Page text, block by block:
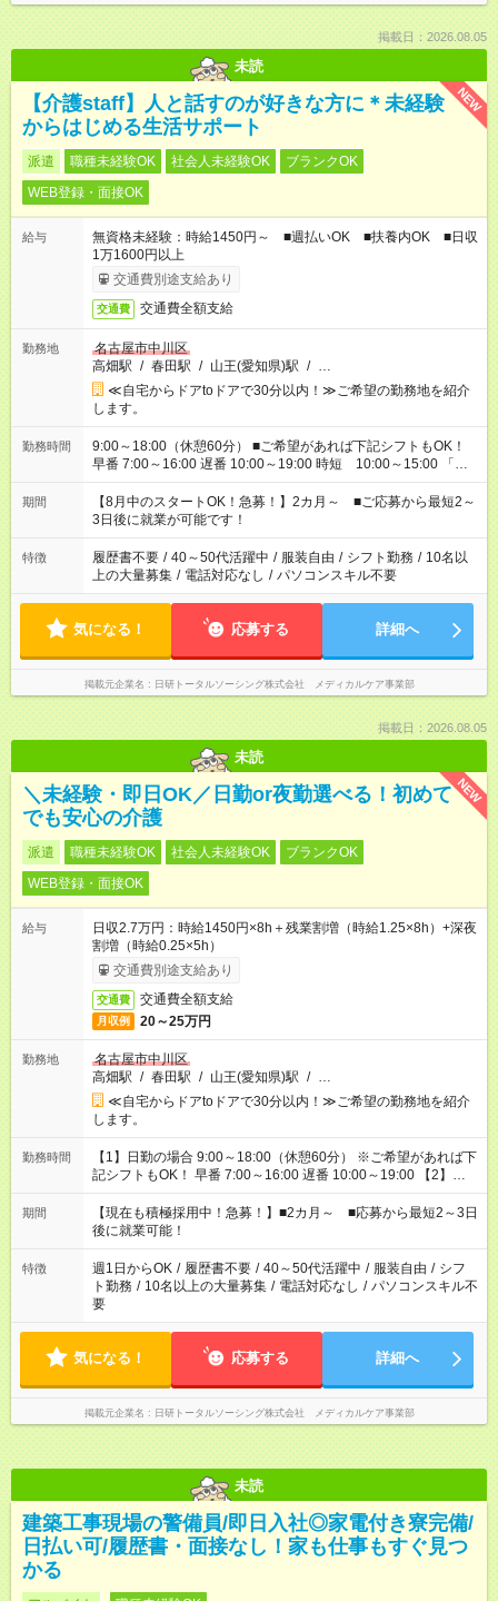
掲載日：2026.08.05
未読
NEW
【介護staff】人と話すのが好きな方に＊未経験
からはじめる生活サポート
派遣 職種未経験OK 社会人未経験OK
ブランクOK
WEB登録・面接OK
給与
無資格未経験：時給1450円～ ■週払いOK ■扶養内OK ■日収
1万1600円以上
交通費別途支給あり
交通費 交通費全額支給
勤務地
名古屋市中川区
高畑駅 / 春田駅 / 山王(愛知県)駅 / …
≪自宅からドアtoドアで30分以内！≫ご希望の勤務地を紹介
します。
勤務時間
9:00～18:00（休憩60分） ■ご希望があれば下記シフトもOK！
早番 7:00～16:00 遅番 10:00～19:00 時短 10:00～15:00 「家
族と休みを合わせたい」 「余裕を持って夕飯の準備がしたい」
「できれば残業はしたくない」 など、ご希望を教えてください
ね。 ※Wワーク希望の方へ 今ご覧のお仕事で希望する勤務時間
と、もう1つのお仕事の勤務時間。 合計で週40時間を超える場
合は応募できません。
期間
【8月中のスタートOK！急募！】2カ月～ ■ご応募から最短2～
3日後に就業が可能です！
特徴 履歴書不要 / 40～50代活躍中 / 服装自由 / シフト勤務 / 10名以
上の大量募集 / 電話対応なし / パソコンスキル不要
気になる！ 応募する 詳細へ
掲載元企業名 日研トータルソーシング株式会社 メディカルケア事業部
掲載日：2026.08.05
未読
NEW
＼未経験・即日OK／日勤or夜勤選べる！初めて
でも安心の介護
派遣 職種未経験OK 社会人未経験OK
ブランクOK
WEB登録・面接OK
給与
日収2.7万円：時給1450円×8h＋残業割増（時給1.25×8h）+深夜
割増（時給0.25×5h）
交通費別途支給あり
交通費 交通費全額支給
月収例 20～25万円
勤務地
名古屋市中川区
高畑駅 / 春田駅 / 山王(愛知県)駅 / …
≪自宅からドアtoドアで30分以内！≫ご希望の勤務地を紹介
します。
勤務時間
【1】日勤の場合 9:00～18:00（休憩60分） ※ご希望があれば下
記シフトもOK！ 早番 7:00～16:00 遅番 10:00～19:00 【2】夜
勤の場合 16:30～翌9:30 16:30～翌10:30など ※Wワーク希望の
方へ 今ご覧のお仕事で希望する勤務時間と、もう1つのお仕事の
勤務時間。 合計で週40時間を超える場合は応募できません。
期間
【現在も積極採用中！急募！】■2カ月～ ■応募から最短2～3日
後に就業可能！
特徴 週1日からOK / 履歴書不要 / 40～50代活躍中 / 服装自由 / シフ
ト勤務 / 10名以上の大量募集 / 電話対応なし / パソコンスキル不
要
気になる！ 応募する 詳細へ
掲載元企業名 日研トータルソーシング株式会社 メディカルケア事業部
未読
建築工事現場の警備員/即日入社◎家電付き寮完備/
日払い可/履歴書・面接なし！家も仕事もすぐ見つ
かる